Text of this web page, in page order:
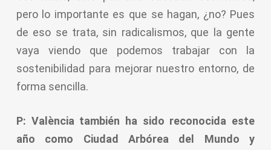
pero lo importante es que se hagan, ¿no? Pues
de eso se trata, sin radicalismos, que la gente
vaya viendo que podemos trabajar con la
sostenibilidad para mejorar nuestro entorno, de
forma sencilla.
P: València también ha sido reconocida este
año como Ciudad Arbórea del Mundo y